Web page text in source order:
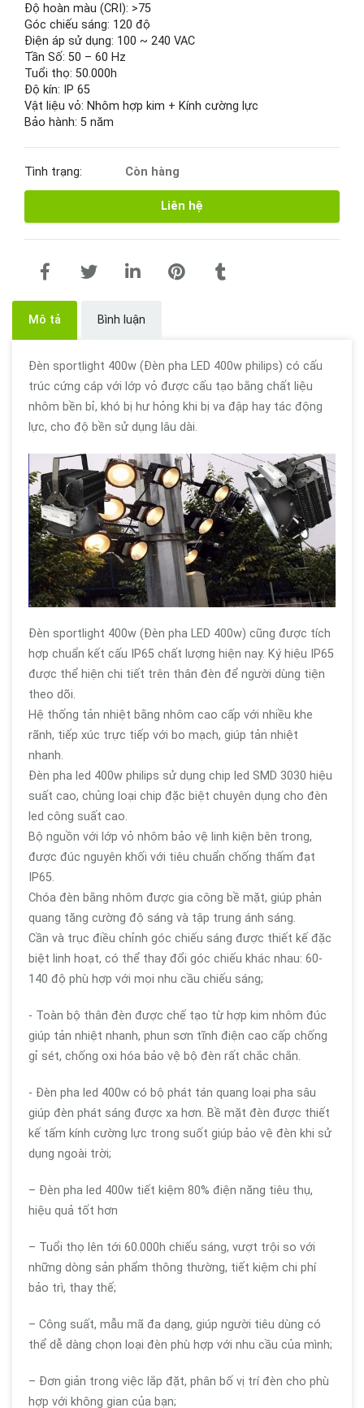
Độ hoàn màu (CRI): >75
Góc chiếu sáng: 120 độ
Điện áp sử dụng: 100 ~ 240 VAC
Tần Số: 50 – 60 Hz
Tuổi thọ: 50.000h
Độ kín: IP 65
Vật liệu vỏ: Nhôm hợp kim + Kính cường lực
Bảo hành: 5 năm
Tình trạng: Còn hàng
Liên hệ
Mô tả Bình luận
Đèn sportlight 400w (Đèn pha LED 400w philips) có cấu
trúc cứng cáp với lớp vỏ được cấu tạo bằng chất liệu
nhôm bền bỉ, khó bị hư hỏng khi bị va đập hay tác động
lực, cho độ bền sử dụng lâu dài.
Đèn sportlight 400w (Đèn pha LED 400w) cũng được tích
hợp chuẩn kết cấu IP65 chất lượng hiện nay. Ký hiệu IP65
được thể hiện chi tiết trên thân đèn để người dùng tiện
theo dõi.
Hệ thống tản nhiệt bằng nhôm cao cấp với nhiều khe
rãnh, tiếp xúc trực tiếp với bo mạch, giúp tản nhiệt
nhanh.
Đèn pha led 400w philips sử dụng chip led SMD 3030 hiệu
suất cao, chủng loại chip đặc biệt chuyên dụng cho đèn
led công suất cao.
Bộ nguồn với lớp vỏ nhôm bảo vệ linh kiện bên trong,
được đúc nguyên khối với tiêu chuẩn chống thấm đạt
IP65.
Chóa đèn bằng nhôm được gia công bề mặt, giúp phản
quang tăng cường độ sáng và tập trung ánh sáng.
Cần và trục điều chỉnh góc chiếu sáng được thiết kế đặc
biệt linh hoạt, có thể thay đổi góc chiếu khác nhau: 60-
140 độ phù hợp với mọi nhu cầu chiếu sáng;
- Toàn bộ thân đèn được chế tạo từ hợp kim nhôm đúc
giúp tản nhiệt nhanh, phun sơn tĩnh điện cao cấp chống
gỉ sét, chống oxi hóa bảo vệ bộ đèn rất chắc chắn.
- Đèn pha led 400w có bộ phát tán quang loại pha sâu
giúp đèn phát sáng được xa hơn. Bề mặt đèn được thiết
kế tấm kính cường lực trong suốt giúp bảo vệ đèn khi sử
dụng ngoài trời;
– Đèn pha led 400w tiết kiệm 80% điện năng tiêu thụ,
hiệu quả tốt hơn
– Tuổi thọ lên tới 60.000h chiếu sáng, vượt trội so với
những dòng sản phẩm thông thường, tiết kiệm chi phí
bảo trì, thay thế;
– Công suất, mẫu mã đa dạng, giúp người tiêu dùng có
thể dễ dàng chọn loại đèn phù hợp với nhu cầu của mình;
– Đơn giản trong việc lắp đặt, phân bố vị trí đèn cho phù
hợp với không gian của bạn;